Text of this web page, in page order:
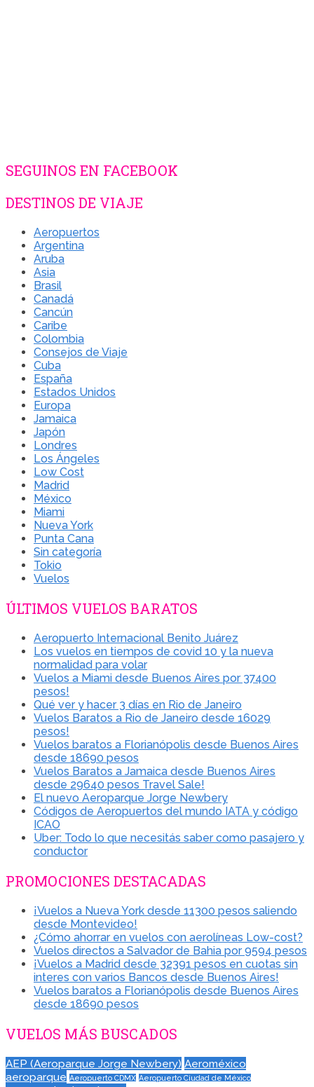
SEGUINOS EN FACEBOOK
DESTINOS DE VIAJE
Aeropuertos
Argentina
Aruba
Asia
Brasil
Canadá
Cancún
Caribe
Colombia
Consejos de Viaje
Cuba
España
Estados Unidos
Europa
Jamaica
Japón
Londres
Los Ángeles
Low Cost
Madrid
México
Miami
Nueva York
Punta Cana
Sin categoría
Tokio
Vuelos
ÚLTIMOS VUELOS BARATOS
Aeropuerto Internacional Benito Juárez
Los vuelos en tiempos de covid 10 y la nueva
normalidad para volar
Vuelos a Miami desde Buenos Aires por 37400
pesos!
Qué ver y hacer 3 días en Rio de Janeiro
Vuelos Baratos a Rio de Janeiro desde 16029
pesos!
Vuelos baratos a Florianópolis desde Buenos Aires
desde 18690 pesos
Vuelos Baratos a Jamaica desde Buenos Aires
desde 29640 pesos Travel Sale!
El nuevo Aeroparque Jorge Newbery
Códigos de Aeropuertos del mundo IATA y código
ICAO
Uber: Todo lo que necesitás saber como pasajero y
conductor
PROMOCIONES DESTACADAS
¡Vuelos a Nueva York desde 11300 pesos saliendo
desde Montevideo!
¿Cómo ahorrar en vuelos con aerolíneas Low-cost?
Vuelos directos a Salvador de Bahia por 9594 pesos
¡Vuelos a Madrid desde 32391 pesos en cuotas sin
interes con varios Bancos desde Buenos Aires!
Vuelos baratos a Florianópolis desde Buenos Aires
desde 18690 pesos
VUELOS MÁS BUSCADOS
AEP (Aeroparque Jorge Newbery) Aeroméxico
aeroparque Aeropuerto CDMX Aeropuerto Ciudad de México